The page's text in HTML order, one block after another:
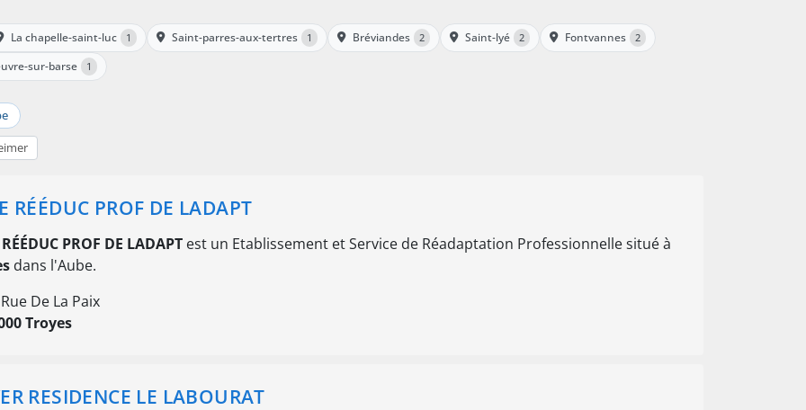
La chapelle-saint-luc 1 Saint-parres-aux-tertres 1 Bréviandes 2 Saint-lyé 2 Fontvannes 2
sur-barse 1
RÉÉDUC PROF DE LADAPT
PROF DE LADAPT est un Etablissement et Service de Réadaptation Professionnelle situé à
dans l'Aube.
De La Paix
Troyes
RESIDENCE LE LABOURAT